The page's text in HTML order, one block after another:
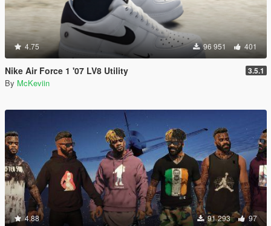
4.75 96 951 401
Nike Air Force 1 '07 LV8 Utility 3.5.1
By McKeviin
4.88 91 293 97